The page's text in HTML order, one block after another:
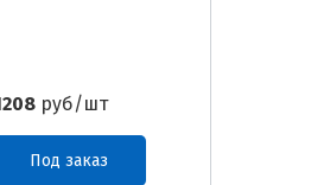
руб/шт
Под заказ